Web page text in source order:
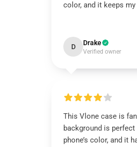
color, and it keeps
D Drake
Verified owner
This Vlone case is
background is
phone’s color, and it